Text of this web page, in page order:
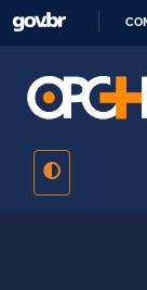
Pular
conteúdo
principal